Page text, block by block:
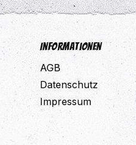
Informationen
AGB
Datenschutz
Impressum